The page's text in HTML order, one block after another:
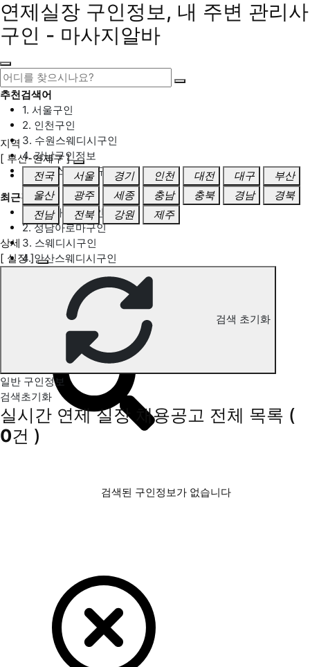
연제실장 구인정보, 내 주변 관리사
구인 - 마사지알바
추천검색어
1. 서울구인
2. 인천구인
3. 수원스웨디시구인
4. 강남구인정보
5. 동탄스웨디시구인
최근검색어
1. 일산마사지구인
2. 성남아로마구인
3. 스웨디시구인
4. 안산스웨디시구인
연제 실장 구인정보
지역
[ 부산-연제구 ]
전국
서울 경기 인천 대전 대구
부산
울산
광주 세종 충남 충북 경남
경북
전남
전북 강원 제주
상세
[ 실장 ]
검색 초기화
일반 구인정보
검색초기화
실시간 연제 실장 채용공고 전체 목록 (
0건 )
검색된 구인정보가 없습니다